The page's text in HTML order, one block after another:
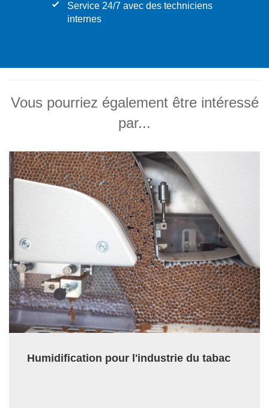
Service 24/7 avec des techniciens
internes
Vous pourriez également être intéressé
par...
Humidification pour l'industrie du tabac